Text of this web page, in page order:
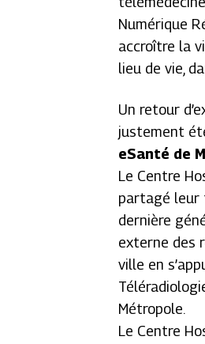
Numérique
accroître la
lieu de vie,
Un retour
justement
eSanté de
Le Centre
partagé leur
dernière
externe des
ville en
Métropole.
Le Centre